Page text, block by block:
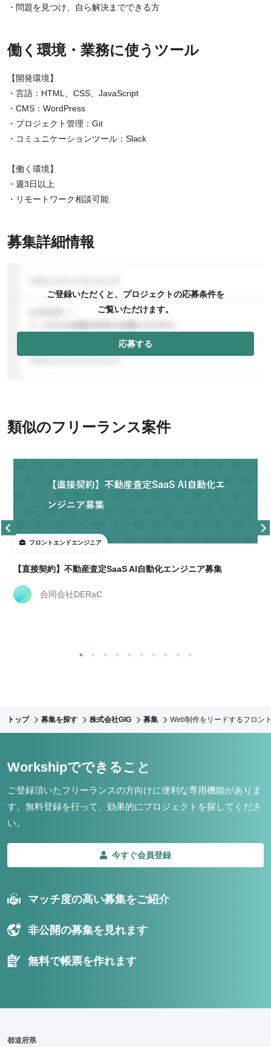
・問題を見つけ、自ら解決までできる方
働く環境・業務に使うツール
【開発環境】
・言語：HTML、CSS、JavaScript
・CMS：WordPress
・プロジェクト管理：Git
・コミュニケーションツール：Slack
【働く環境】
・週3日以上
・リモートワーク相談可能
募集詳細情報
ご登録いただくと、プロジェクトの応募条件を
ご覧いただけます。
応募する
類似のフリーランス案件
フロントエンドエンジニア
【直接契約】不動産査定SaaS AI自動化エンジニア募集
合同会社DERaC
トップ 募集を探す 株式会社GIG 募集 Web制作をリードするフロン
Workshipでできること
ご登録頂いたフリーランスの方向けに便利な専用機能がありま
す。 無料登録を行って、効果的にプロジェクトを探してくださ
い。
今すぐ会員登録
マッチ度の高い募集をご紹介
非公開の募集を見れます
無料で帳票を作れます
都道府県